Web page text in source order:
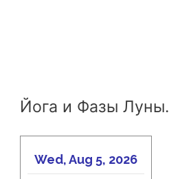
Йога и Фазы Луны.